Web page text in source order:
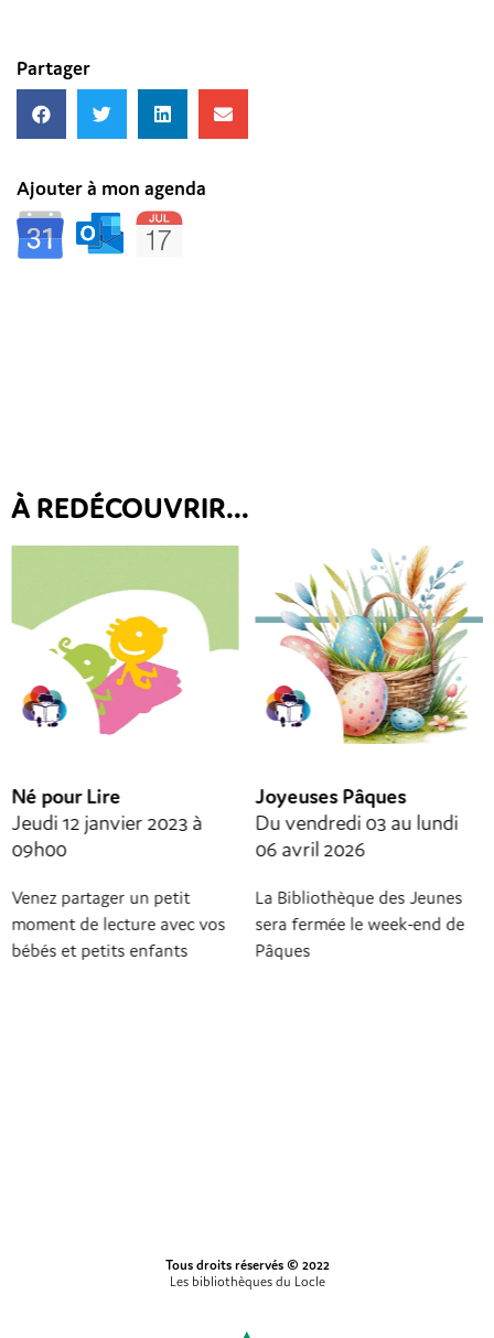
Partager
Ajouter à mon agenda
À REDÉCOUVRIR...
Né pour Lire
Jeudi 12 janvier 2023 à
09h00
Venez partager un petit
moment de lecture avec vos
bébés et petits enfants
Joyeuses Pâques
Du vendredi 03 au lundi
06 avril 2026
La Bibliothèque des Jeunes
sera fermée le week-end de
Pâques
Tous droits réservés © 2022
Les bibliothèques du Locle